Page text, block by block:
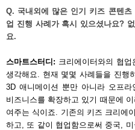
Q. 국내외에 많은 인기 키즈 콘텐
업 진행 사례가 혹시 있으셨나요?
요.
스마트스터디: 크리에이터와의 협
생각해요. 현재 몇몇 사례들을 진행
3D 애니메이션 뿐만 아니라 오프
비즈니스를 확장하고 있기 때문에
여주는 식이죠. 기존의 키즈 크리에
하고, 또 같이 협업함으로써 중국,